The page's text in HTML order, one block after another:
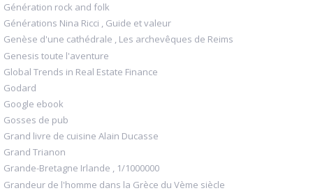
Génération rock and folk
Générations Nina Ricci , Guide et valeur
Genèse d'une cathédrale , Les archevêques de Reims
Genesis toute l'aventure
Global Trends in Real Estate Finance
Godard
Google ebook
Gosses de pub
Grand livre de cuisine Alain Ducasse
Grand Trianon
Grande-Bretagne Irlande , 1/1000000
Grandeur de l'homme dans la Grèce du Vème siècle